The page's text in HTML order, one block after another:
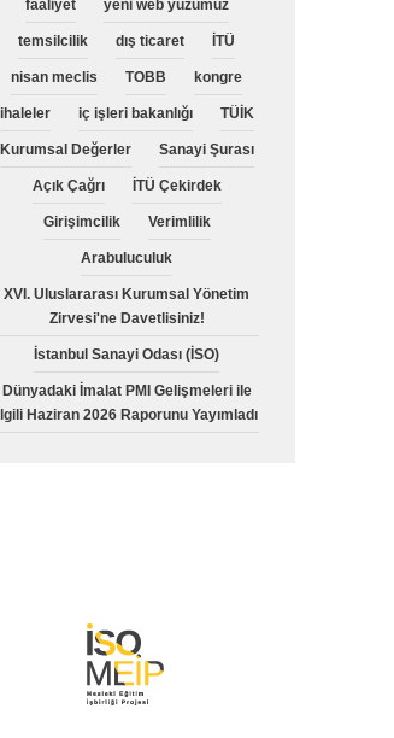
faaliyet yeni web yüzümüz
temsilcilik dış ticaret İTÜ
nisan meclis TOBB kongre
ihaleler iç işleri bakanlığı TÜİK
Kurumsal Değerler Sanayi Şurası
Açık Çağrı İTÜ Çekirdek
Girişimcilik Verimlilik
Arabuluculuk
XVI. Uluslararası Kurumsal Yönetim
Zirvesi'ne Davetlisiniz!
İstanbul Sanayi Odası (İSO)
Dünyadaki İmalat PMI Gelişmeleri ile
İlgili Haziran 2026 Raporunu Yayımladı